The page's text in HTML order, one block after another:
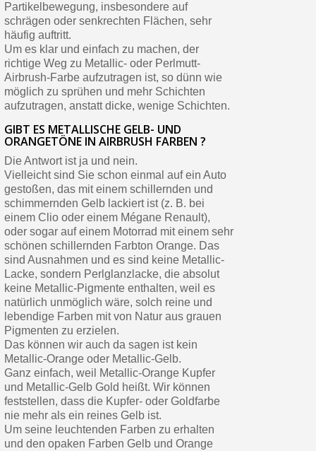
Partikelbewegung, insbesondere auf
schrägen oder senkrechten Flächen, sehr
häufig auftritt.
Um es klar und einfach zu machen, der
richtige Weg zu Metallic- oder Perlmutt-
Airbrush-Farbe aufzutragen ist, so dünn wie
möglich zu sprühen und mehr Schichten
aufzutragen, anstatt dicke, wenige Schichten.
GIBT ES METALLISCHE GELB- UND
ORANGETÖNE IN AIRBRUSH FARBEN ?
Die Antwort ist ja und nein.
Vielleicht sind Sie schon einmal auf ein Auto
gestoßen, das mit einem schillernden und
schimmernden Gelb lackiert ist (z. B. bei
einem Clio oder einem Mégane Renault),
oder sogar auf einem Motorrad mit einem sehr
schönen schillernden Farbton Orange. Das
sind Ausnahmen und es sind keine Metallic-
Lacke, sondern Perlglanzlacke, die absolut
keine Metallic-Pigmente enthalten, weil es
natürlich unmöglich wäre, solch reine und
lebendige Farben mit von Natur aus grauen
Pigmenten zu erzielen.
Das können wir auch da sagen ist kein
Metallic-Orange oder Metallic-Gelb.
Ganz einfach, weil Metallic-Orange Kupfer
und Metallic-Gelb Gold heißt. Wir können
feststellen, dass die Kupfer- oder Goldfarbe
nie mehr als ein reines Gelb ist.
Um seine leuchtenden Farben zu erhalten
und den opaken Farben Gelb und Orange